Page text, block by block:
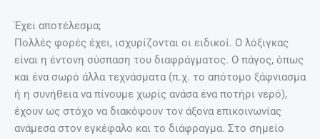
Έχει αποτέλεσμα;
Πολλές φορές έχει, ισχυρίζονται οι ειδικοί. Ο λόξιγκας
είναι η έντονη σύσπαση του διαφράγματος. Ο πάγος, όπως
και ένα σωρό άλλα τεχνάσματα (π.χ. το απότομο ξάφνιασμα
ή η συνήθεια να πίνουμε χωρίς ανάσα ένα ποτήρι νερό),
έχουν ως στόχο να διακόψουν τον άξονα επικοινωνίας
ανάμεσα στον εγκέφαλο και το διάφραγμα. Στο σημείο